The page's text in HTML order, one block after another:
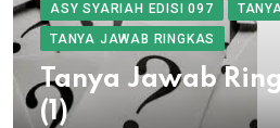
ASY SYARIAH EDISI 097
TANYA JAWAB RINGKAS
Tanya Jawab
(1)